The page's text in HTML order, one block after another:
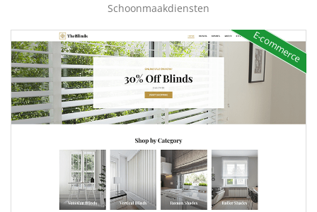
Schoonmaakdiensten
E-commerce